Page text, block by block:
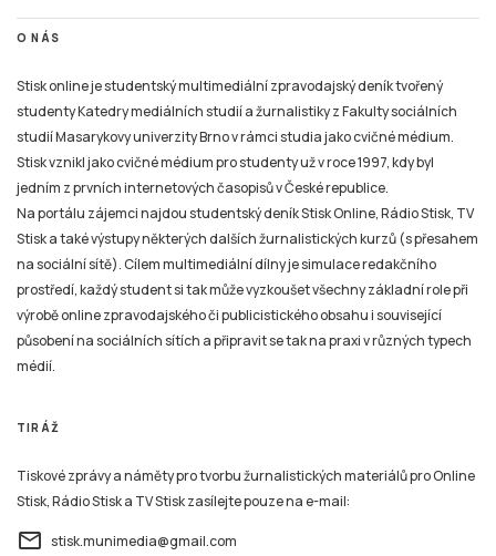
O NÁS
Stisk online je studentský multimediální zpravodajský deník tvořený
studenty Katedry mediálních studií a žurnalistiky z Fakulty sociálních
studií Masarykovy univerzity Brno v rámci studia jako cvičné médium.
Stisk vznikl jako cvičné médium pro studenty už v roce 1997, kdy byl
jedním z prvních internetových časopisů v České republice.
Na portálu zájemci najdou studentský deník Stisk Online, Rádio Stisk, TV
Stisk a také výstupy některých dalších žurnalistických kurzů (s přesahem
na sociální sítě). Cílem multimediální dílny je simulace redakčního
prostředí, každý student si tak může vyzkoušet všechny základní role při
výrobě online zpravodajského či publicistického obsahu i související
působení na sociálních sítích a připravit se tak na praxi v různých typech
médií.
TIRÁŽ
Tiskové zprávy a náměty pro tvorbu žurnalistických materiálů pro Online
Stisk, Rádio Stisk a TV Stisk zasílejte pouze na e-mail:
email stisk.munimedia@gmail.com